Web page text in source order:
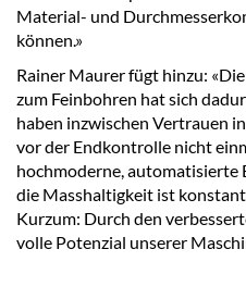
Material- und
können.»
Rainer Maurer fügt hinzu:
zum Feinbohren hat sich
haben inzwischen Vertrauen
vor der Endkontrolle nicht
hochmoderne, automatisierte
die Masshaltigkeit ist
Kurzum: Durch den
volle Potenzial unserer